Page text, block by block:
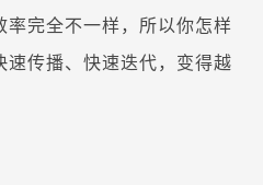
完全不一样，所以你怎样
传播、快速迭代，变得越